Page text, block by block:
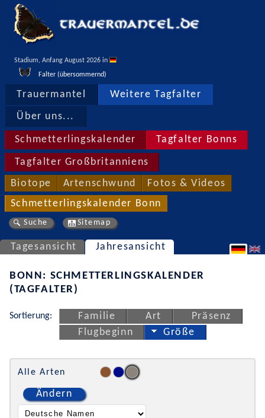
Stadium, Anfang August 2026 in
Falter (übersommernd)
Trauermantel Weitere Tagfalter
Über uns...
Schmetterlingskalender Tagfalter Bonns
Tagfalter Großbritanniens
Biotope Artenschwund Fotos & Videos
Schmetterlingskalender Bonn
Suche Sitemap
Tagesansicht Jahresansicht
BONN: SCHMETTERLINGSKALENDER
(TAGFALTER)
Sortierung: Familie Art
Präsenz
Flugbeginn
Größe
Alle Arten
Ändern